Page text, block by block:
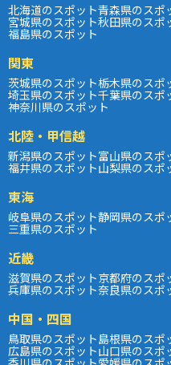
北海道のスポット青森県のスポ
宮城県のスポット秋田県のスポ
福島県のスポット
関東
茨城県のスポット栃木県のスポ
埼玉県のスポット千葉県のスポ
神奈川県のスポット
北陸・甲信越
新潟県のスポット富山県のスポ
福井県のスポット山梨県のスポ
東海
岐阜県のスポット静岡県のスポ
三重県のスポット
近畿
滋賀県のスポット京都府のスポ
兵庫県のスポット奈良県のスポ
中国・四国
鳥取県のスポット島根県のスポ
広島県のスポット山口県のスポ